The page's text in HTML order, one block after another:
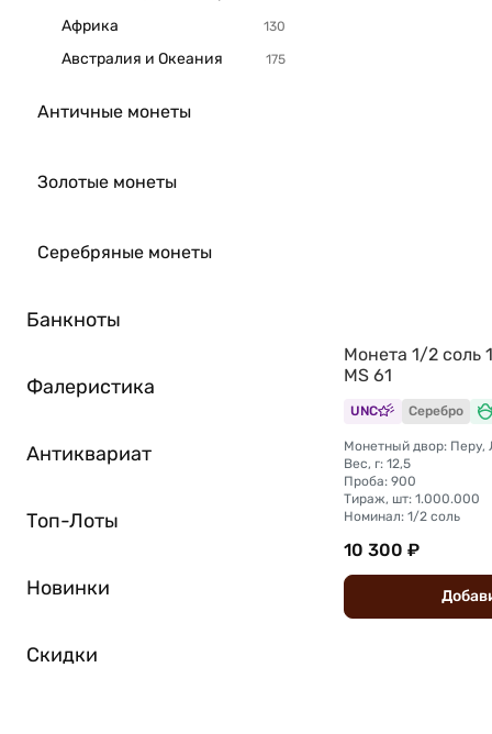
Африка
Австралия и Океания
Античные монеты
Золотые монеты
Серебряные монеты
Банкноты
Фалеристика
Антиквариат
Топ-Лоты
Новинки
Скидки
Монета 1/2 соль
MS 61
UNC Серебро
Монетный двор: Перу,
Вес, г: 12,5
Проба: 900
Тираж, шт: 1.000.000
Номинал: 1/2 соль
10 300 ₽